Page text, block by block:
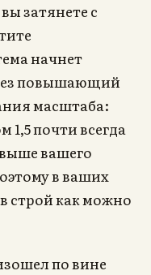
затянете с
начнет
повышающий
масштаба:
почти всегда
вашего
в ваших
строй как можно
по вине